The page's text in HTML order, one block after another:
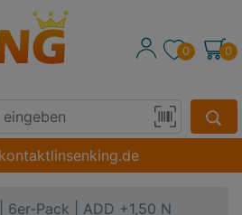
0 0
Pack | ADD +1,50 N